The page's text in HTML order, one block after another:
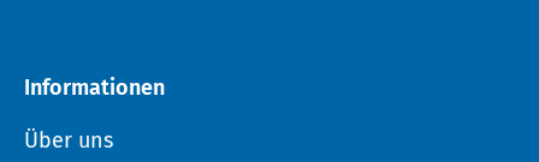
Informationen
Über uns